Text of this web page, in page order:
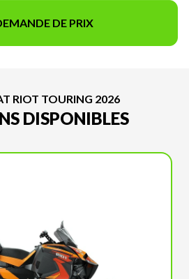
DE PRIX
RIOT TOURING 2026
DISPONIBLES